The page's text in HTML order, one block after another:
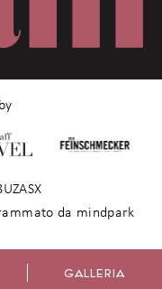
da mindpark
GALLERIA